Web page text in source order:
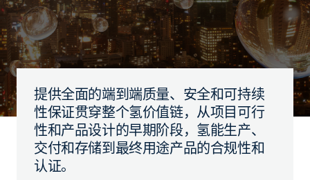
提供全面的端到端质量、安全和可持续
性保证贯穿整个氢价值链，从项目可行
性和产品设计的早期阶段，氢能生产、
交付和存储到最终用途产品的合规性和
认证。